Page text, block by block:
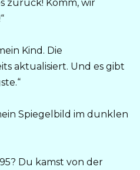
zurück! Komm, wir
Kind. Die
aktualisiert. Und es gibt
Spiegelbild im dunklen
Du kamst von der